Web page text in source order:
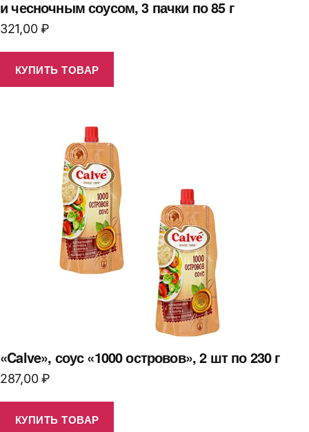
и чесночным соусом, 3 пачки по 85 г
321,00₽
КУПИТЬ ТОВАР
«Calve», соус «1000 островов», 2 шт по 230 г
287,00₽
КУПИТЬ ТОВАР